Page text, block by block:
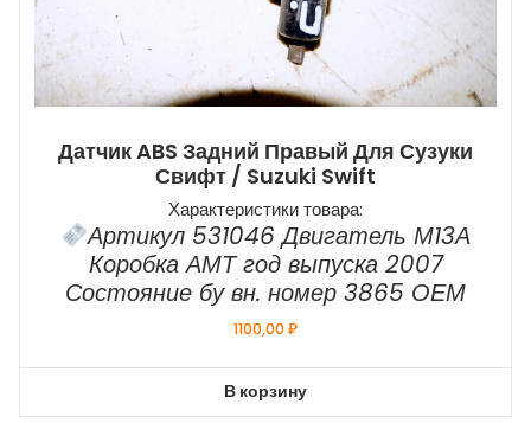
Датчик ABS Задний Правый Для Сузуки
Свифт / Suzuki Swift
Характеристики товара:
Артикул 531046 Двигатель М13А
Коробка АМТ год выпуска 2007
Состояние бу вн. номер 3865 ОЕМ
1100,00₽
В корзину